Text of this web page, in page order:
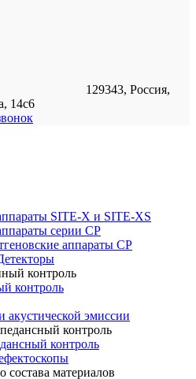
129343, Россия,
14с6
SITE-X и SITE-XS
серии CP
аппараты CP
контроль
акустической эмиссии
контроль